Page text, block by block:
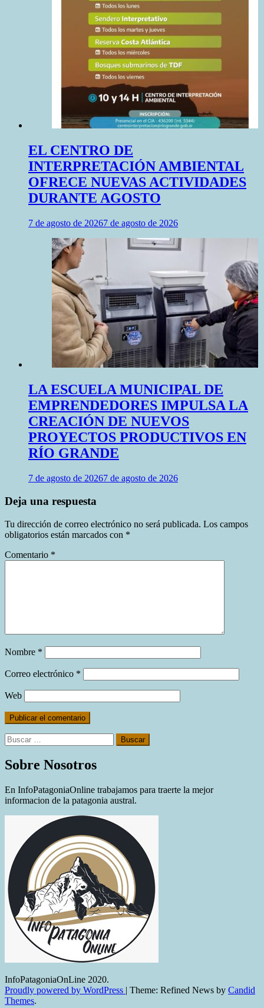
EL CENTRO DE
INTERPRETACIÓN AMBIENTAL
OFRECE NUEVAS ACTIVIDADES
DURANTE AGOSTO
7 de agosto de 20267 de agosto de 2026
LA ESCUELA MUNICIPAL DE
EMPRENDEDORES IMPULSA LA
CREACIÓN DE NUEVOS
PROYECTOS PRODUCTIVOS EN
RÍO GRANDE
7 de agosto de 20267 de agosto de 2026
Deja una respuesta
Tu dirección de correo electrónico no será publicada. Los campos
obligatorios están marcados con *
Comentario *
Nombre *
Correo electrónico *
Web
Buscar:
Sobre Nosotros
En InfoPatagoniaOnline trabajamos para traerte la mejor
informacion de la patagonia austral.
InfoPatagoniaOnLine 2020.
Proudly powered by WordPress | Theme: Refined News by Candid
Themes.